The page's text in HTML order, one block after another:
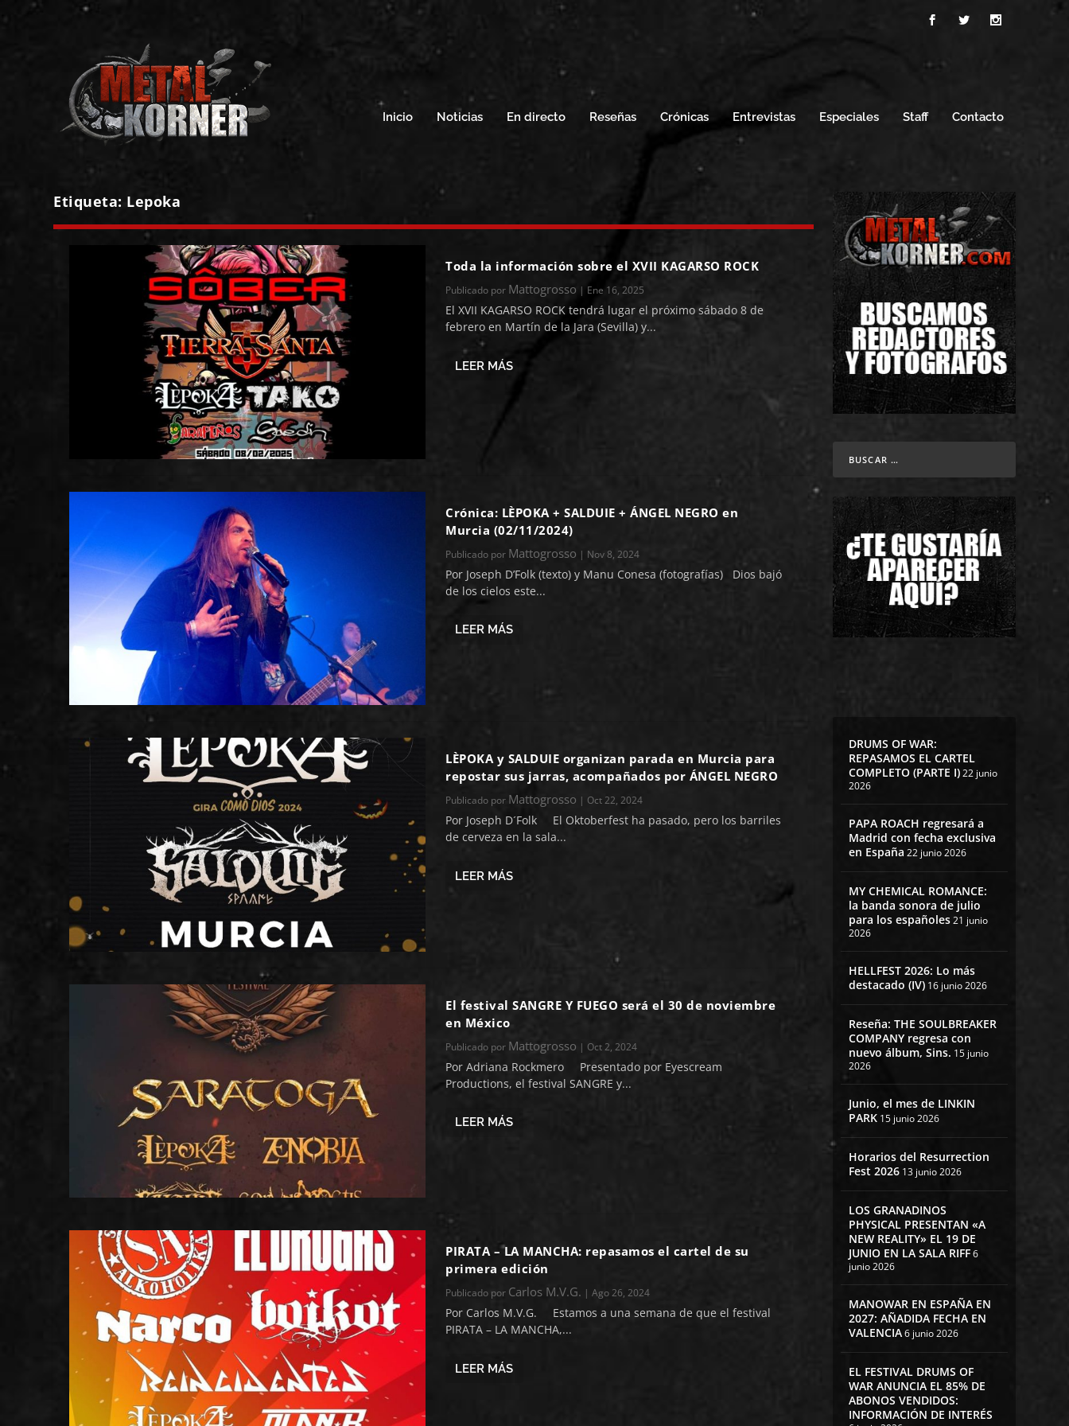
Inicio Noticias En directo Reseñas Crónicas Entrevistas Especiales Staff Contacto
Etiqueta: Lepoka
Toda la información sobre el XVII KAGARSO ROCK
Publicado por Mattogrosso | Ene 16, 2025
El XVII KAGARSO ROCK tendrá lugar el próximo sábado 8 de
febrero en Martín de la Jara (Sevilla) y...
LEER MÁS
Crónica: LÈPOKA + SALDUIE + ÁNGEL NEGRO en
Murcia (02/11/2024)
Publicado por Mattogrosso | Nov 8, 2024
Por Joseph D’Folk (texto) y Manu Conesa (fotografías) Dios bajó
de los cielos este...
LEER MÁS
LÈPOKA y SALDUIE organizan parada en Murcia para
repostar sus jarras, acompañados por ÁNGEL NEGRO
Publicado por Mattogrosso | Oct 22, 2024
Por Joseph D´Folk El Oktoberfest ha pasado, pero los barriles
de cerveza en la sala...
LEER MÁS
El festival SANGRE Y FUEGO será el 30 de noviembre
en México
Publicado por Mattogrosso | Oct 2, 2024
Por Adriana Rockmero Presentado por Eyescream
Productions, el festival SANGRE y...
LEER MÁS
PIRATA – LA MANCHA: repasamos el cartel de su
primera edición
Publicado por Carlos M.V.G. |Ago 26, 2024
Por Carlos M.V.G. Estamos a una semana de que el festival
PIRATA – LA MANCHA,...
LEER MÁS
DRUMS OF WAR:
REPASAMOS EL CARTEL
COMPLETO (PARTE I)22 junio
2026
PAPA ROACH regresará a
Madrid con fecha exclusiva
en España 22 junio 2026
MY CHEMICAL ROMANCE:
la banda sonora de julio
para los españoles21 junio
2026
HELLFEST 2026: Lo más
destacado (IV) 16 junio 2026
Reseña: THE SOULBREAKER
COMPANY regresa con
nuevo álbum, Sins. 15 junio
2026
Junio, el mes de LINKIN
PARK 15 junio 2026
Horarios del Resurrection
Fest 2026 13 junio 2026
LOS GRANADINOS
PHYSICAL PRESENTAN «A
NEW REALITY» EL 19 DE
JUNIO EN LA SALA RIFF6
junio 2026
MANOWAR EN ESPAÑA EN
2027: AÑADIDA FECHA EN
VALENCIA6 junio 2026
EL FESTIVAL DRUMS OF
WAR ANUNCIA EL 85% DE
ABONOS VENDIDOS:
INFORMACIÓN DE INTERÉS